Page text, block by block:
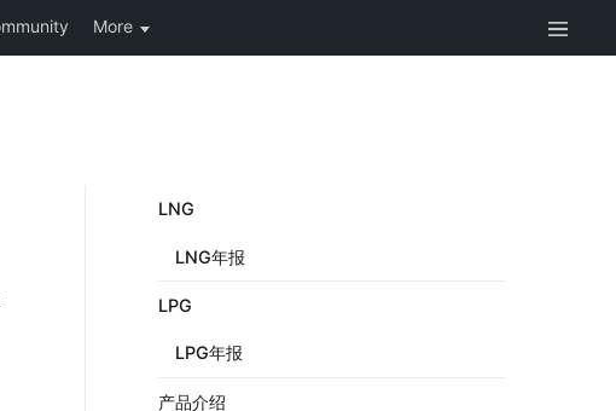
LNG
LNG年报
LPG
LPG年报
产品介绍